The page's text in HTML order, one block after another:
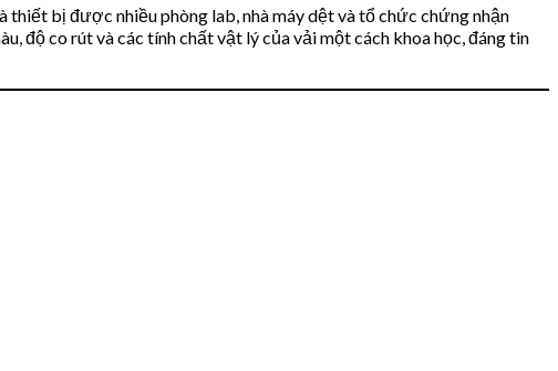
thiết bị được nhiều phòng lab, nhà máy dệt và tổ chức chứng nhận
độ co rút và các tính chất vật lý của vải một cách khoa học, đáng tin